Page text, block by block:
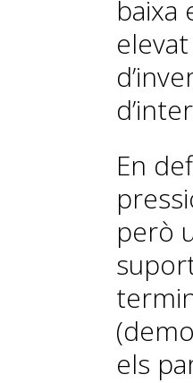
baixa
En
però
els